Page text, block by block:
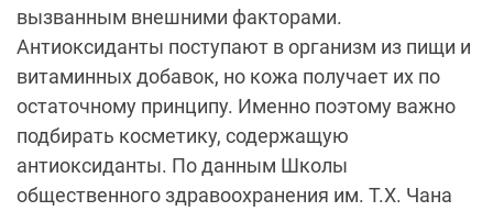
вызванным внешними факторами.
Антиоксиданты поступают в организм из пищи и
витаминных добавок, но кожа получает их по
остаточному принципу. Именно поэтому важно
подбирать косметику, содержащую
антиоксиданты. По данным Школы
общественного здравоохранения им. Т.Х. Чана